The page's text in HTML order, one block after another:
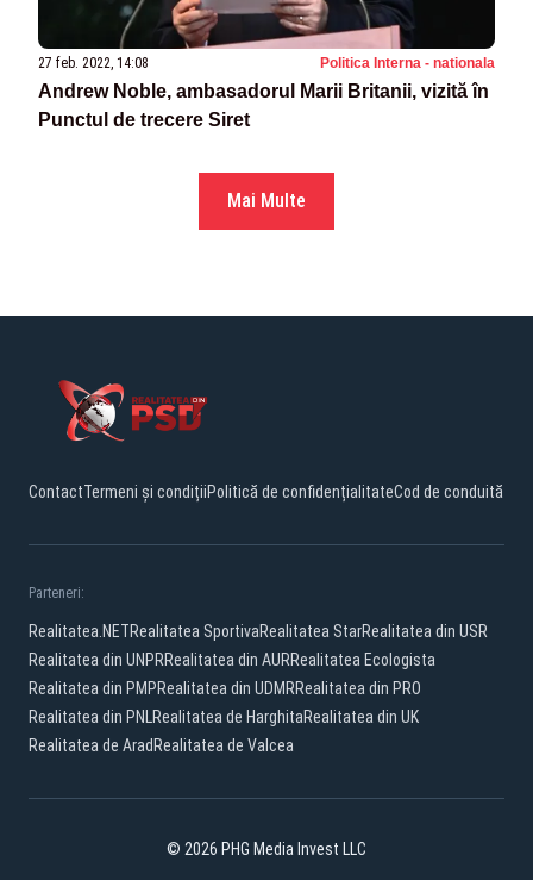
27 feb. 2022, 14:08 Politica Interna - nationala
Andrew Noble, ambasadorul Marii Britanii, vizită în
Punctul de trecere Siret
Mai Multe
ContactTermeni și condițiiPolitică de confidențialitateCod de conduită
Parteneri:
Realitatea.NETRealitatea SportivaRealitatea StarRealitatea din USR
Realitatea din UNPRRealitatea din AURRealitatea Ecologista
Realitatea din PMPRealitatea din UDMRRealitatea din PRO
Realitatea din PNLRealitatea de HarghitaRealitatea din UK
Realitatea de Arad Realitatea de Valcea
© 2026 PHG Media Invest LLC